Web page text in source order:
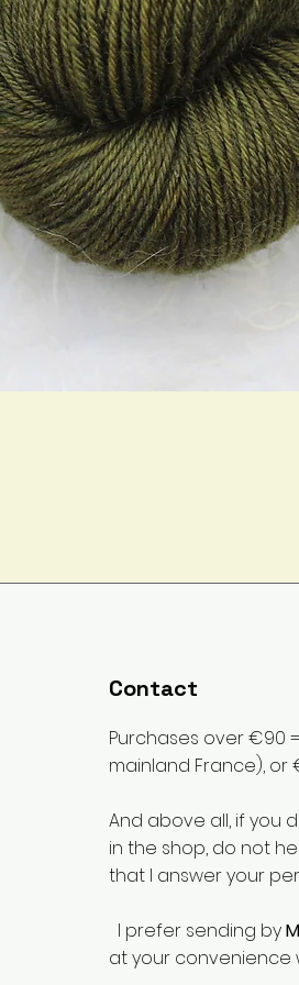
Contact
Purchases over €90
mainland France),
And above all, if you
in the shop, do not
that I answer your
I prefer sending by
at your convenience